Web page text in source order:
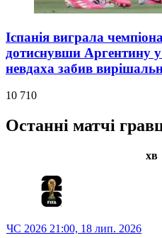
Іспанія виграла
дотиснувши Аргентину
невдаха забив
10 710
Останні матчі
хв
ЧС 2026 21:00, 18 лип. 2026